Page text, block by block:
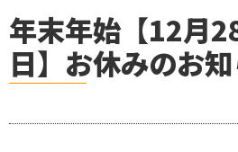
年末年始【12月
日】お休みのお